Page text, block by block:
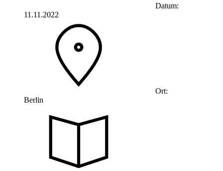
Datum:
11.11.2022
Ort:
Berlin